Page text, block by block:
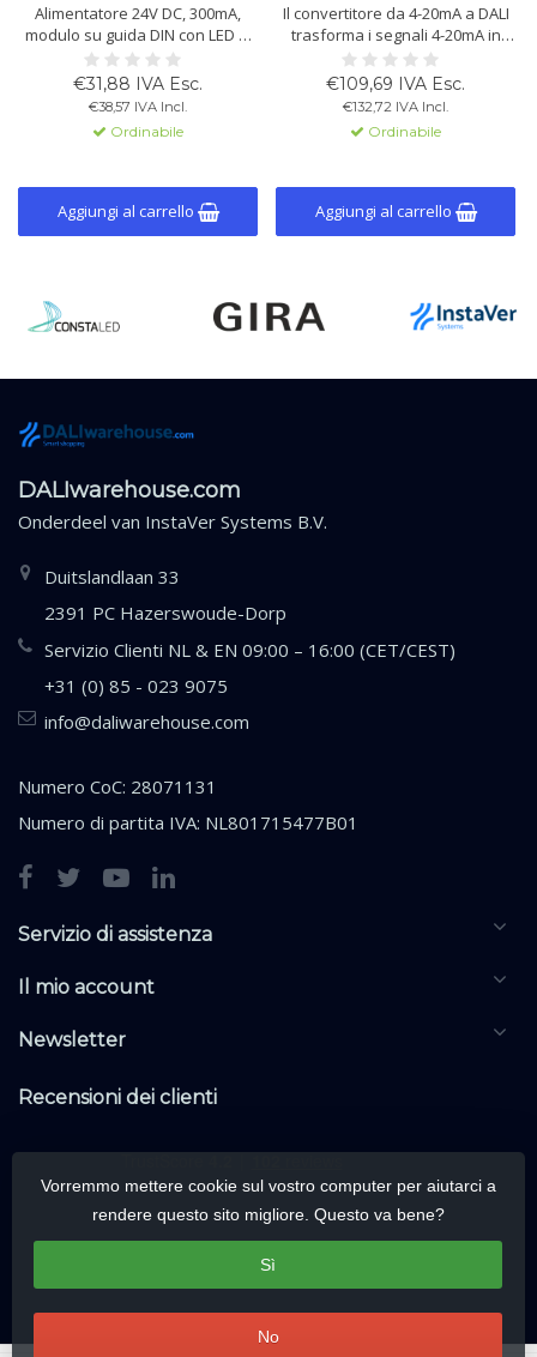
Alimentatore 24V DC, 300mA,
modulo su guida DIN con LED di
stato. Temperatura ambiente:
-20°C a +55°C, protezione IP20.
Tensione di ingresso: 230V AC,
corrente max: 50mA. Ideale per
display DALI-2 e gateway IoT.
€31,88 IVA Esc.
€38,57 IVA Incl.
Ordinabile
Aggiungi al carrello
Il convertitore da 4-20mA a DALI
trasforma i segnali 4-20mA in
valori di dimmerazione DALI.
Questo dispositivo modulare è
adatto per il montaggio su guida
DIN e fornisce alimentazione
DALI integrata per fino a 10
€109,69 IVA Esc.
€132,72 IVA Incl.
Ordinabile
Aggiungi al carrello
DALIwarehouse.com
Onderdeel van InstaVer Systems B.V.
Duitslandlaan 33
2391 PC Hazerswoude-Dorp
Servizio Clienti NL & EN 09:00 – 16:00 (CET/CEST)
+31 (0) 85 - 023 9075
info@daliwarehouse.com
Numero CoC: 28071131
Numero di partita IVA: NL801715477B01
Servizio di assistenza
Il mio account
Newsletter
Recensioni dei clienti
Vorremmo mettere cookie sul vostro computer per aiutarci a
rendere questo sito migliore. Questo va bene?
Sì
No